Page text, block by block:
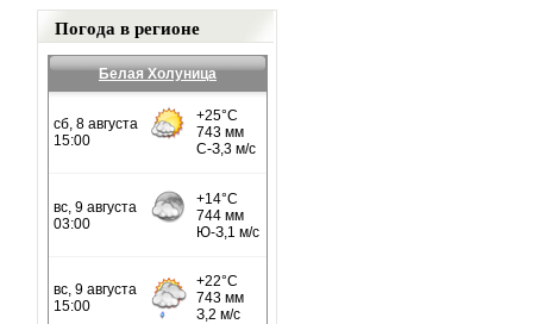
Погода в регионе
Белая Холуница